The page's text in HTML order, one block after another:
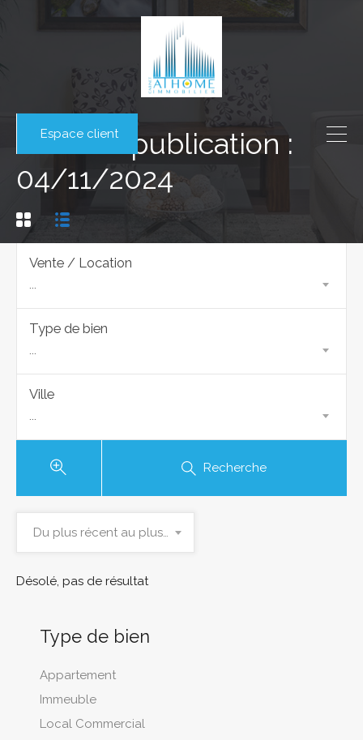
Espace client
Date de publication :
04/11/2024
Vente / Location
...
Type de bien
...
Ville
...
Recherche
Du plus récent au plus ancien
Désolé, pas de résultat
Type de bien
Appartement
Immeuble
Local Commercial